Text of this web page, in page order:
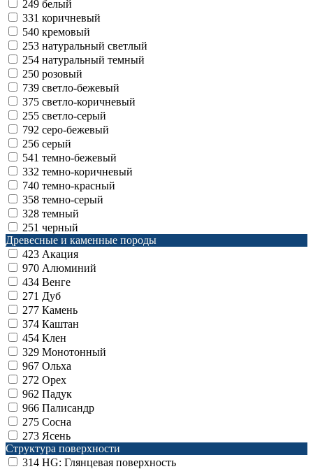
249 белый
331 коричневый
540 кремовый
253 натуральный светлый
254 натуральный темный
250 розовый
739 светло-бежевый
375 светло-коричневый
255 светло-серый
792 серо-бежевый
256 серый
541 темно-бежевый
332 темно-коричневый
740 темно-красный
358 темно-серый
328 темный
251 черный
Древесные и каменные породы
423 Акация
970 Алюминий
434 Венге
271 Дуб
277 Камень
374 Каштан
454 Клен
329 Монотонный
967 Ольха
272 Орех
962 Падук
966 Палисандр
275 Сосна
273 Ясень
Структура поверхности
314 HG: Глянцевая поверхность